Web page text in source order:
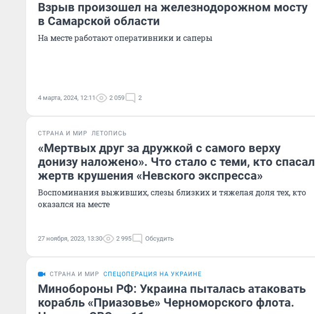
Взрыв произошел на железнодорожном мосту
в Самарской области
На месте работают оперативники и саперы
4 марта, 2024, 12:11 2 059 2
СТРАНА И МИР ЛЕТОПИСЬ
«Мертвых друг за дружкой с самого верху
донизу наложено». Что стало с теми, кто спасал
жертв крушения «Невского экспресса»
Воспоминания выживших, слезы близких и тяжелая доля тех, кто
оказался на месте
27 ноября, 2023, 13:30 2 995 Обсудить
СТРАНА И МИР СПЕЦОПЕРАЦИЯ НА УКРАИНЕ
Минобороны РФ: Украина пыталась атаковать
корабль «Приазовье» Черноморского флота.